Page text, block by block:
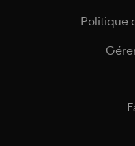
Politique